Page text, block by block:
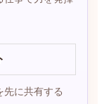
先に共有する